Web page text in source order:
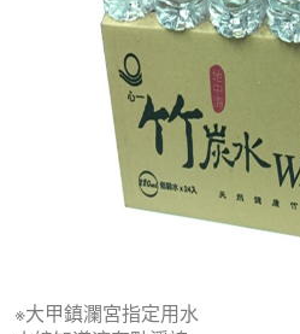
※大甲鎮瀾宮指定用水